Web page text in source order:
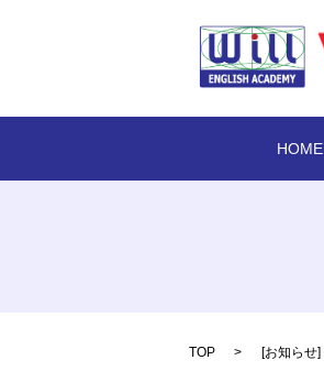
HOME
TOP [お知らせ]